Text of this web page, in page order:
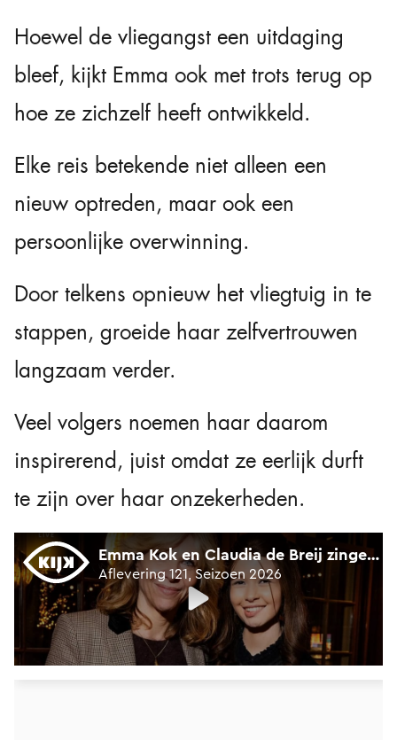
Hoewel de vliegangst een uitdaging
bleef, kijkt Emma ook met trots terug op
hoe ze zichzelf heeft ontwikkeld.
Elke reis betekende niet alleen een
nieuw optreden, maar ook een
persoonlijke overwinning.
Door telkens opnieuw het vliegtuig in te
stappen, groeide haar zelfvertrouwen
langzaam verder.
Veel volgers noemen haar daarom
inspirerend, juist omdat ze eerlijk durft
te zijn over haar onzekerheden.